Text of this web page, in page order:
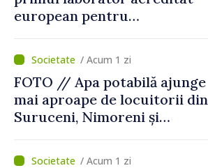
european pentru
viței-de-vie
/ Acum 1 zi
FOTO // Apa potabilă ajunge
mai aproape de locuitorii din
Suruceni, Nimoreni și
/ Acum 1 zi